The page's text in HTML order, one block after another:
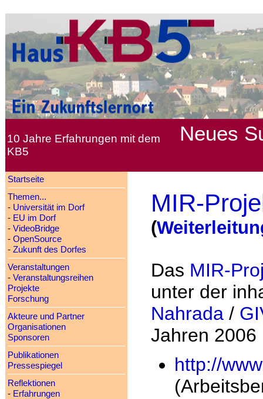
10 Jahre Erfahrungen mit dem
KB5
Neues
Startseite
Themen...
- Universität im Dorf
- EU im Dorf
- VideoBridge
- OpenSource
- Zukunft des Dorfes
Veranstaltungen
- Veranstaltungsreihen
Projekte
Forschung
Akteure und Partner
Organisationen
Sponsoren
Publikationen
Pressespiegel
Reflektionen
- Erfahrungen
MIR-
(
Das MIR-
unter der
Nahrada/
Jahren 2006
http://